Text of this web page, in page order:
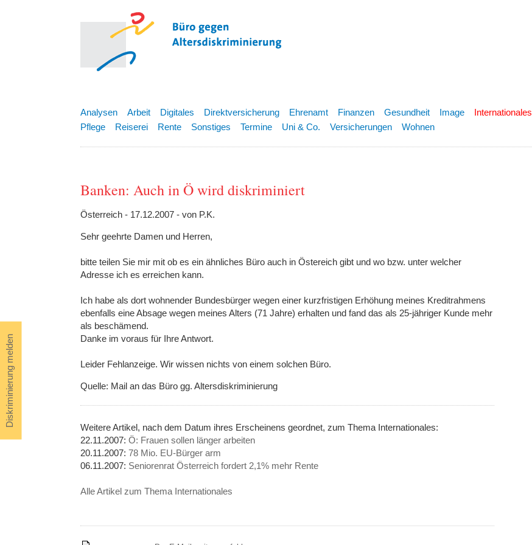
Diskriminierung melden
Analysen Arbeit Digitales Direktversicherung Ehrenamt Finanzen Gesundheit Image Internationales
Pflege
Reiserei Rente Sonstiges Termine Uni & Co. Versicherungen Wohnen
Banken: Auch in Ö wird diskriminiert
Österreich - 17.12.2007 - von P.K.
Sehr geehrte Damen und Herren,
bitte teilen Sie mir mit ob es ein ähnliches Büro auch in Östereich gibt und wo bzw. unter welcher
Adresse ich es erreichen kann.
Ich habe als dort wohnender Bundesbürger wegen einer kurzfristigen Erhöhung meines Kreditrahmens
ebenfalls eine Absage wegen meines Alters (71 Jahre) erhalten und fand das als 25-jähriger Kunde mehr
als beschämend.
Danke im voraus für Ihre Antwort.
Leider Fehlanzeige. Wir wissen nichts von einem solchen Büro.
Quelle: Mail an das Büro gg. Altersdiskriminierung
Weitere Artikel, nach dem Datum ihres Erscheinens geordnet, zum Thema Internationales:
22.11.2007: Ö: Frauen sollen länger arbeiten
20.11.2007: 78 Mio. EU-Bürger arm
06.11.2007: Seniorenrat Österreich fordert 2,1% mehr Rente
Alle Artikel zum Thema Internationales